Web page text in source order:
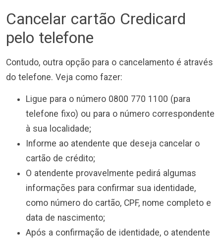
Cancelar cartão Credicard
pelo telefone
Contudo, outra opção para o cancelamento é através
do telefone. Veja como fazer:
Ligue para o número 0800 770 1100 (para
telefone fixo) ou para o número correspondente
à sua localidade;
Informe ao atendente que deseja cancelar o
cartão de crédito;
O atendente provavelmente pedirá algumas
informações para confirmar sua identidade,
como número do cartão, CPF, nome completo e
data de nascimento;
Após a confirmação de identidade, o atendente